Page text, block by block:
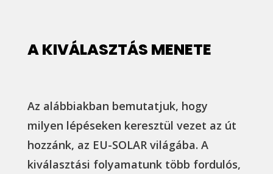
A KIVÁLASZTÁS MENETE
Az alábbiakban bemutatjuk, hogy
milyen lépéseken keresztül vezet az út
hozzánk, az EU-SOLAR világába. A
kiválasztási folyamatunk több fordulós,